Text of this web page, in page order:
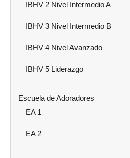
IBHV 2 Nivel Intermedio A
IBHV 3 Nivel Intermedio B
IBHV 4 Nivel Avanzado
IBHV 5 Liderazgo
Escuela de Adoradores
EA 1
EA 2